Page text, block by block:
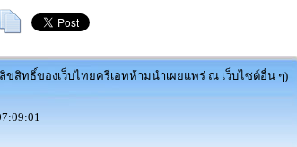
ลิขสิทธิ์ของเว็บไทยครีเอทห้ามนำเผยแพร่ ณ เว็บไซต์อื่น ๆ)